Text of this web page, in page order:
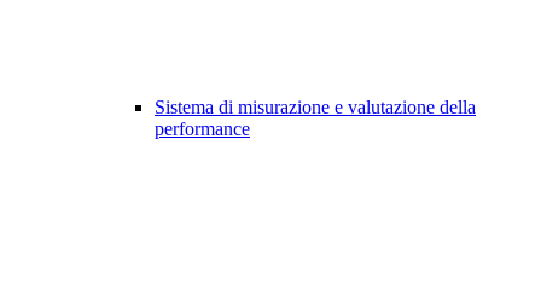
Sistema di misurazione e valutazione della
performance